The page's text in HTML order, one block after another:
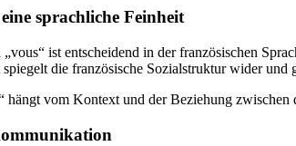
sprachliche Feinheit
ist entscheidend in der französischen
die französische Sozialstruktur wider und
hängt vom Kontext und der Beziehung zwischen